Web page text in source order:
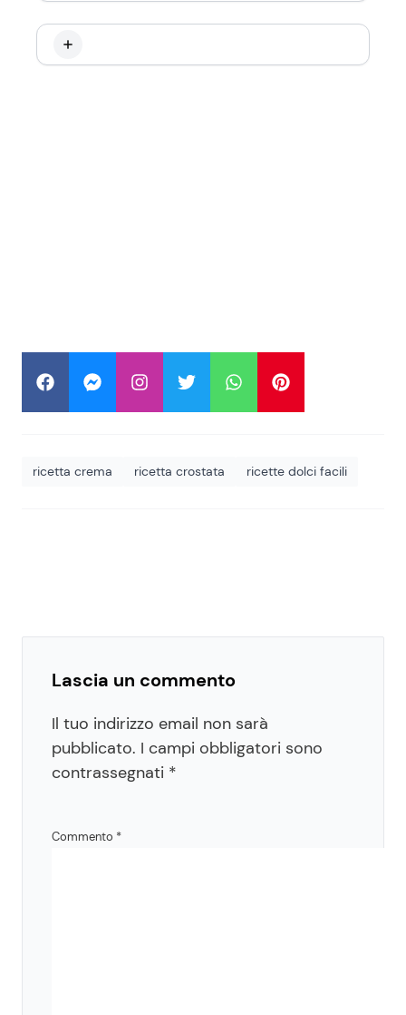
ricetta crema ricetta crostata ricette dolci facili
Lascia un commento
Il tuo indirizzo email non sarà
pubblicato. I campi obbligatori sono
contrassegnati *
Commento *